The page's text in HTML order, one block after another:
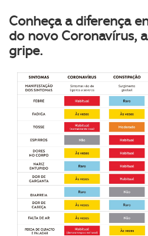
Conheça a diferença
do novo Coronavírus,
gripe.